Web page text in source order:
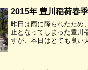
ました。 当店にも...
2015年 豊川稲荷春
昨日は雨に降られたため
止となってしまった豊川
すが、本日はとても良い
本年も「うどん無料接待